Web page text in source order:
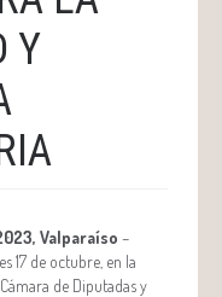
Y
Valparaíso –
17 de octubre, en la
de Diputadas y